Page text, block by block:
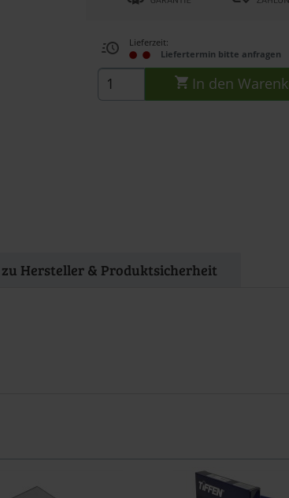
Lieferzeit:
Liefertermin bitte anfragen
In den
Hersteller & Produktsicherheit